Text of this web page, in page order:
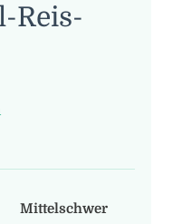
Reis-
Mittelschwer